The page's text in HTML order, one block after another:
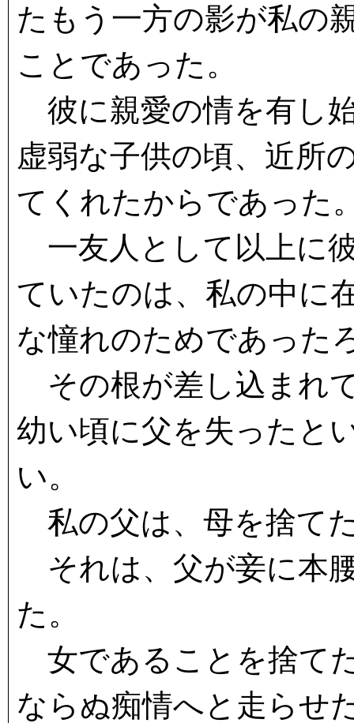
たもう一方の影が私の
ことであった。
彼に親愛の情を有し
虚弱な子供の頃、近所
てくれたからであった
一友人として以上に
ていたのは、私の中に
な憧れのためであった
その根が差し込まれ
幼い頃に父を失ったと
い。
私の父は、母を捨て
それは、父が妾に本
た。
女であることを捨て
ならぬ痴情へと走らせ